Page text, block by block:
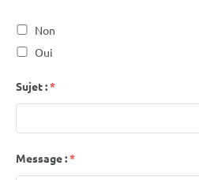
Non
Oui
Sujet :*
Message :*